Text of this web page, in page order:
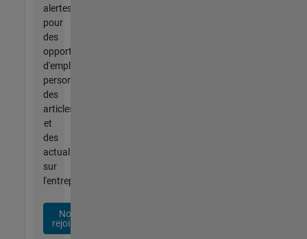
alertes
pour
des
opportunités
d'emploi
personnalisées,
des
articles
et
des
actualités
sur
l'entreprise.
Nous
rejoindre